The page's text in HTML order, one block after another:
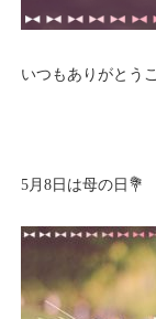
いつもありがとう
5月8日は母の日💐